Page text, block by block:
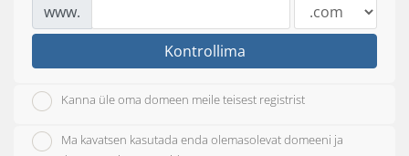
www.
Kontrollima
Kanna üle oma domeen meile teisest registrist
Ma kavatsen kasutada enda olemasolevat domeeni ja